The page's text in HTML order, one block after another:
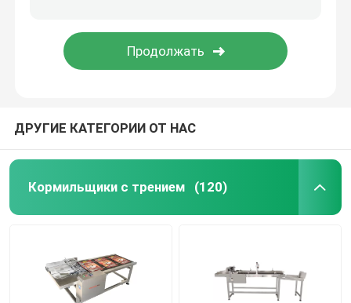
ДРУГИЕ КАТЕГОРИИ ОТ НАС
Кормильщики с трением (120)